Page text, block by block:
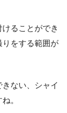
ることができ
りをする範囲が
ない、シャイ
。